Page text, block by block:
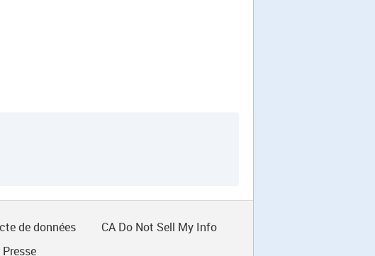
de données
CA Do Not Sell My Info
Presse